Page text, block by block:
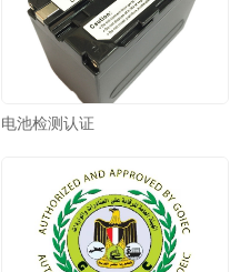
电池检测认证